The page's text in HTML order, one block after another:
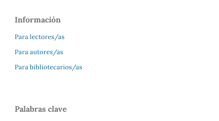
Información
Para lectores/as
Para autores/as
Para bibliotecarios/as
Palabras clave